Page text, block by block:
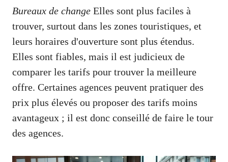
Bureaux de change Elles sont plus faciles à
trouver, surtout dans les zones touristiques, et
leurs horaires d'ouverture sont plus étendus.
Elles sont fiables, mais il est judicieux de
comparer les tarifs pour trouver la meilleure
offre. Certaines agences peuvent pratiquer des
prix plus élevés ou proposer des tarifs moins
avantageux ; il est donc conseillé de faire le tour
des agences.